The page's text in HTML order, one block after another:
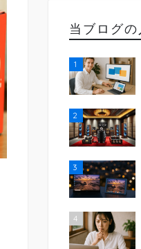
当ブログ
1
2
3
4